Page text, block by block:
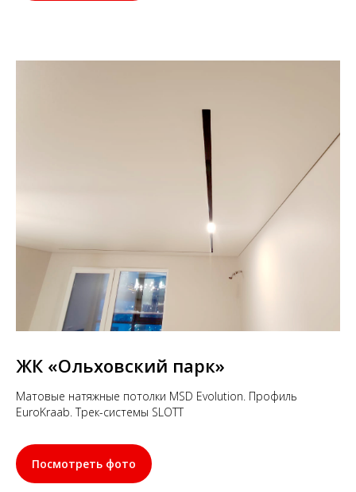
ЖК «Ольховский парк»
Матовые натяжные потолки MSD Evolution. Профиль
EuroKraab. Трек-системы SLOTT
Посмотреть фото